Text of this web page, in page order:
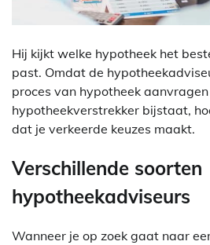
Hij kijkt welke hypotheek het
past. Omdat de
proces van hypotheek
hypotheekverstrekker bijstaat,
dat je verkeerde keuzes maakt.
Verschillende soorten
hypotheekadviseurs
Wanneer je op zoek gaat naar